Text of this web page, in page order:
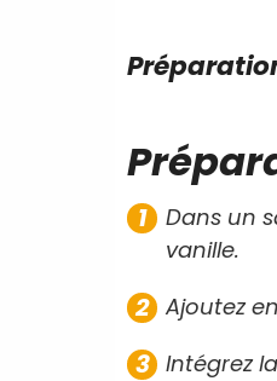
Dans un
vanille.
Ajoutez
Intégrez